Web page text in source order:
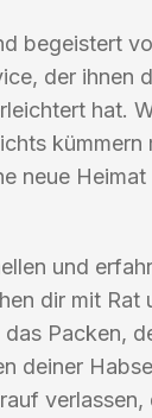
begeistert
der ihnen
hat.
kümmern
neue Heimat
und
dir mit Rat
das Packen,
deiner
verlassen,